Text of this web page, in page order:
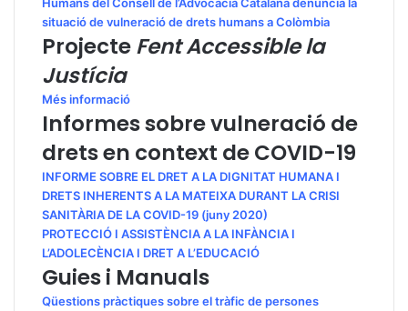
situació de vulneració de drets humans a Colòmbia
ProjecteFent Accessible la
Justícia
Més informació
Informes sobre vulneració de
drets en context de COVID-19
INFORME SOBRE EL DRET A LA DIGNITAT HUMANA I
DRETS INHERENTS A LA MATEIXA DURANT LA CRISI
SANITÀRIA DE LA COVID-19 (juny 2020)
PROTECCIÓ I ASSISTÈNCIA A LA INFÀNCIA I
L’ADOLECÈNCIA I DRET A L’EDUCACIÓ
Guies i Manuals
Qüestions pràctiques sobre el tràfic de persones